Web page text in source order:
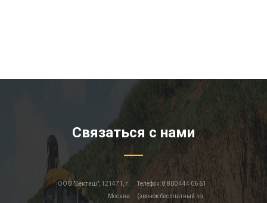
Связаться с нами
Телефон: 8 800 444 06 61
(звонок бесплатный по
ООО "Бекташ", 121471, г.
Москва